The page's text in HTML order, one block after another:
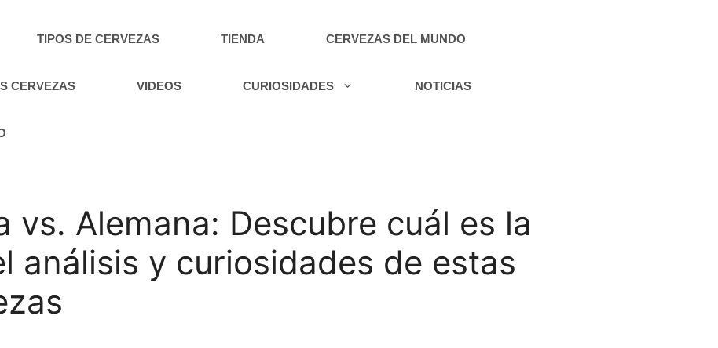
TIPOS DE CERVEZAS TIENDA CERVEZAS DEL MUNDO
CERVEZAS VIDEOS CURIOSIDADES NOTICIAS
vs. Alemana: Descubre cuál es la
análisis y curiosidades de estas